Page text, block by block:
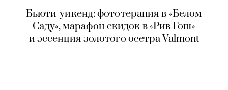
Бьюти-уикенд: фототерапия в «Белом
Саду», марафон скидок в «Рив Гош»
и эссенция золотого осетра Valmont